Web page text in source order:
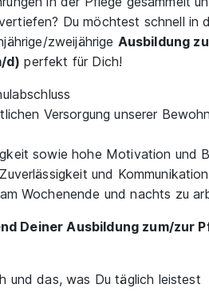
Du möchtest schnell in
zweijährige Ausbildung
d) perfekt für Dich!
Versorgung unserer
sowie hohe Motivation und
und
Wochenende und nachts zu
Deiner Ausbildung zum/zur
und das, was Du täglich leistest